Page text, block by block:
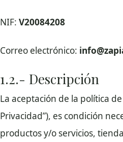
NIF: V20084208
Correo electrónico:
1.2.- Descripción
La aceptación de la política
Privacidad”), es condición
productos y/o servicios,